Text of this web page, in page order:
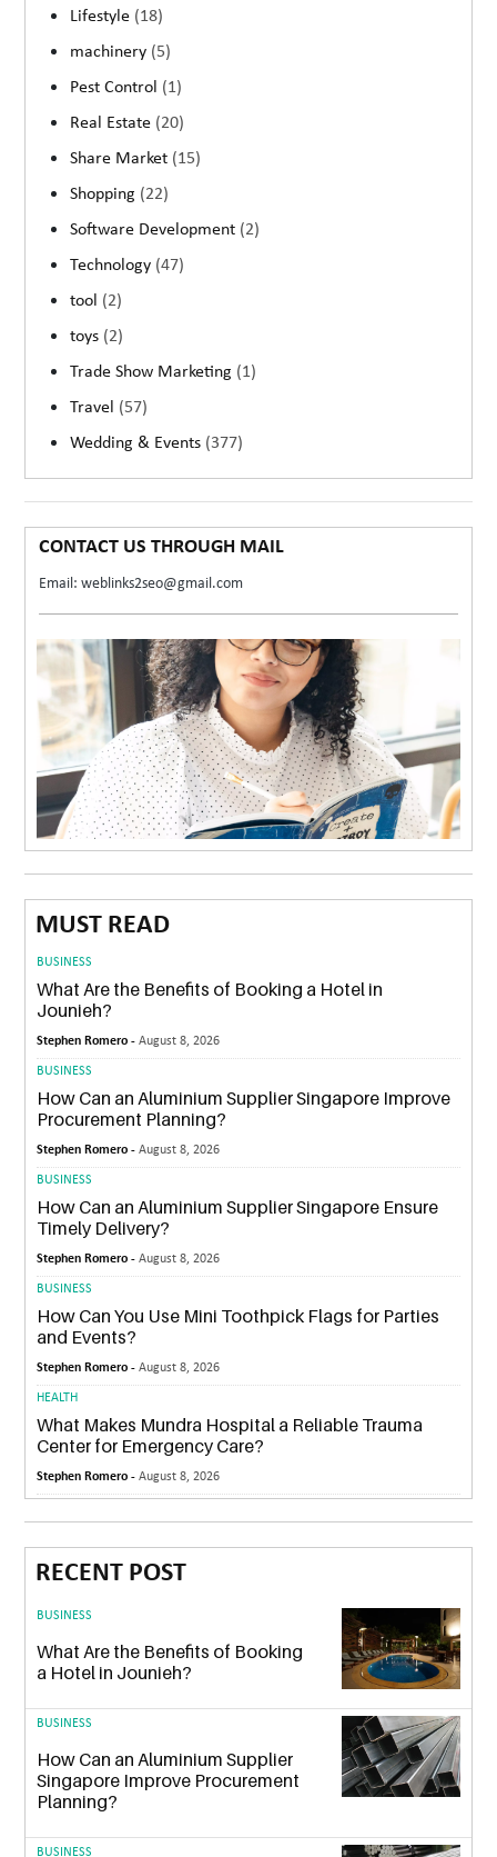
Lifestyle (18)
machinery (5)
Pest Control (1)
Real Estate (20)
Share Market (15)
Shopping (22)
Software Development (2)
Technology (47)
tool (2)
toys (2)
Trade Show Marketing (1)
Travel (57)
Wedding & Events (377)
CONTACT US THROUGH MAIL
Email: weblinks2seo@gmail.com
MUST READ
BUSINESS
What Are the Benefits of Booking a Hotel in
Jounieh?
Stephen Romero -August 8, 2026
BUSINESS
How Can an Aluminium Supplier Singapore Improve
Procurement Planning?
Stephen Romero -August 8, 2026
BUSINESS
How Can an Aluminium Supplier Singapore Ensure
Timely Delivery?
Stephen Romero -August 8, 2026
BUSINESS
How Can You Use Mini Toothpick Flags for Parties
and Events?
Stephen Romero -August 8, 2026
HEALTH
What Makes Mundra Hospital a Reliable Trauma
Center for Emergency Care?
Stephen Romero -August 8, 2026
RECENT POST
BUSINESS
What Are the Benefits of Booking
a Hotel in Jounieh?
BUSINESS
How Can an Aluminium Supplier
Singapore Improve Procurement
Planning?
BUSINESS